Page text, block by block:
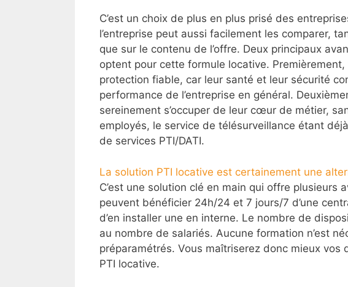
C’est un choix de plus en plus prisé des
l’entreprise peut aussi facilement les comparer,
que sur le contenu de l’offre. Deux principaux
optent pour cette formule locative.
protection fiable, car leur santé et leur sécurité
performance de l’entreprise en général.
sereinement s’occuper de leur cœur de métier,
employés, le service de télésurveillance étant
de services PTI/DATI.
La solution PTI locative est certainement une
C’est une solution clé en main qui offre plusieurs
peuvent bénéficier 24h/24 et 7 jours/7 d’une
d’en installer une en interne. Le nombre de
au nombre de salariés. Aucune formation n’est
préparamétrés. Vous maîtriserez donc mieux vos
PTI locative.